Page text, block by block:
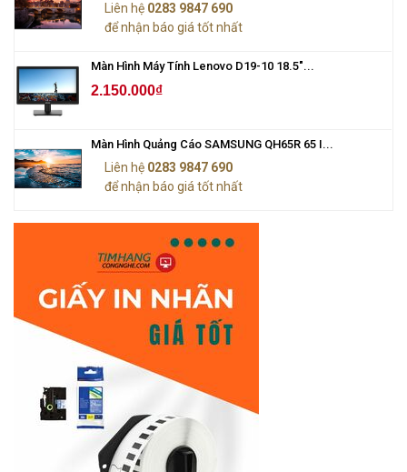
Liên hệ 0283 9847 690
để nhận báo giá tốt nhất
Màn Hình Máy Tính Lenovo D19-10 18.5"...
2.150.000₫
Màn Hình Quảng Cáo SAMSUNG QH65R 65 I...
Liên hệ 0283 9847 690
để nhận báo giá tốt nhất